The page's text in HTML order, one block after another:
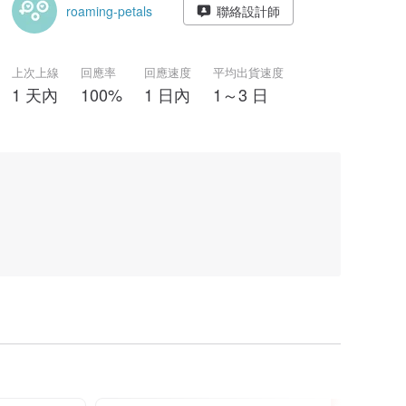
roaming-petals 聯絡設計師
上次上線
1 天內
回應率
100%
回應速度
1 日內
平均出貨速度
1～3 日